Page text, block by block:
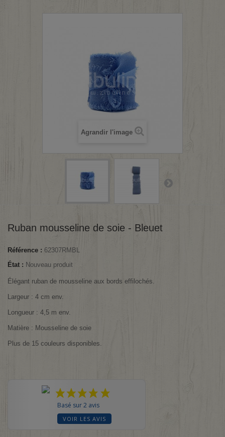
Agrandir l'image
Ruban mousseline de soie - Bleuet
Référence : 62307RMBL
État : Nouveau produit
Élégant ruban de mousseline aux bords effilochés.
Largeur : 4 cm env.
Longueur : 4,5 m env.
Matière : Mousseline de soie
Plus de 15 couleurs disponibles.
Basé sur 2 avis
VOIR LES AVIS